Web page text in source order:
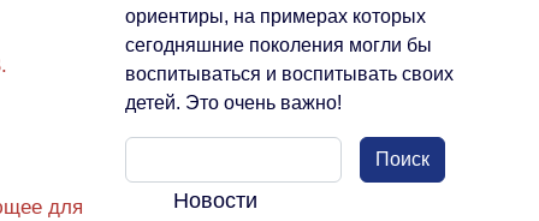
для
ориентиры, на примерах которых
сегодняшние поколения могли бы
воспитываться и воспитывать своих
детей. Это очень важно!
Поиск
Новости